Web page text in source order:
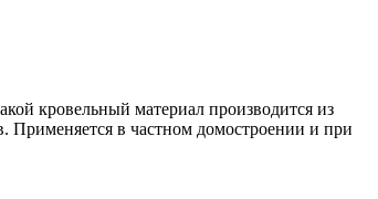
кровельный материал производится из
Применяется в частном домостроении и при